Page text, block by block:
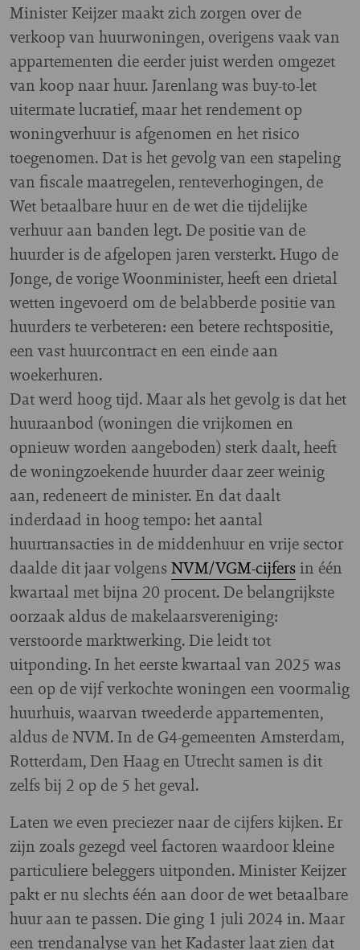
Minister Keijzer maakt zich zorgen over de
verkoop van huurwoningen, overigens vaak van
appartementen die eerder juist werden omgezet
van koop naar huur. Jarenlang was buy-to-let
uitermate lucratief, maar het rendement op
woningverhuur is afgenomen en het risico
toegenomen. Dat is het gevolg van een stapeling
van fiscale maatregelen, renteverhogingen, de
Wet betaalbare huur en de wet die tijdelijke
verhuur aan banden legt. De positie van de
huurder is de afgelopen jaren versterkt. Hugo de
Jonge, de vorige Woonminister, heeft een drietal
wetten ingevoerd om de belabberde positie van
huurders te verbeteren: een betere rechtspositie,
een vast huurcontract en een einde aan
woekerhuren.
Dat werd hoog tijd. Maar als het gevolg is dat het
huuraanbod (woningen die vrijkomen en
opnieuw worden aangeboden) sterk daalt, heeft
de woningzoekende huurder daar zeer weinig
aan, redeneert de minister. En dat daalt
inderdaad in hoog tempo: het aantal
huurtransacties in de middenhuur en vrije sector
daalde dit jaar volgens NVM/VGM-cijfersin één
kwartaal met bijna 20 procent. De belangrijkste
oorzaak aldus de makelaarsvereniging:
verstoorde marktwerking. Die leidt tot
uitponding. In het eerste kwartaal van 2025 was
een op de vijf verkochte woningen een voormalig
huurhuis, waarvan tweederde appartementen,
aldus de NVM. In de G4-gemeenten Amsterdam,
Rotterdam, Den Haag en Utrecht samen is dit
zelfs bij 2 op de 5 het geval.
Laten we even preciezer naar de cijfers kijken. Er
zijn zoals gezegd veel factoren waardoor kleine
particuliere beleggers uitponden. Minister Keijzer
pakt er nu slechts één aan door de wet betaalbare
huur aan te passen. Die ging 1 juli 2024 in. Maar
een trendanalyse van het Kadaster laat zien dat